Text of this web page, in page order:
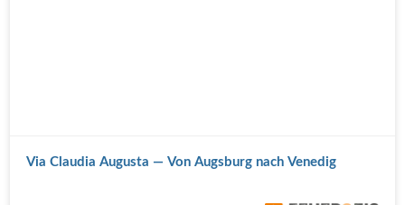
Via Clau­dia Augus­ta — Von Augs­burg nach Venedig